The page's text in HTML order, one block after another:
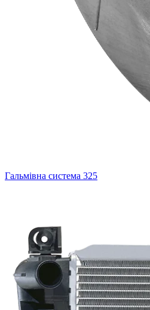
Гальмівна система 325